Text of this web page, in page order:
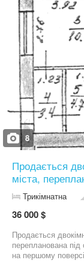
ОСББ, в підїздах
8
Продається
міста,
Трикімнатна
36 000 $
Продається
перепланована
на першому